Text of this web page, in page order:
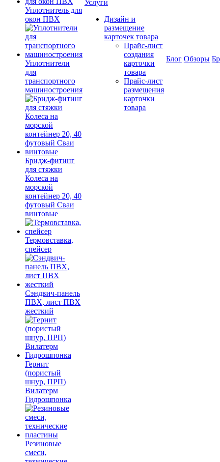
Уплотнитель для
окон ПВХ
Уплотнители
для
транспортного
машиностроения
Бридж-фитинг
для стяжки
Колеса на
морской
контейнер 20, 40
футовый Сваи
винтовые
Термовставка,
спейсер
Сэндвич-панель
ПВХ, лист ПВХ
жесткий
Гернит
(пористый
шнур, ПРП)
Вилатерм
Гидрошпонка
Резиновые
смеси,
Услуги
Дизайн и
размещение
карточек товара
Прайс-лист
создания
карточки
товара
Прайс-лист
размещения
карточки
товара
Блог Обзоры